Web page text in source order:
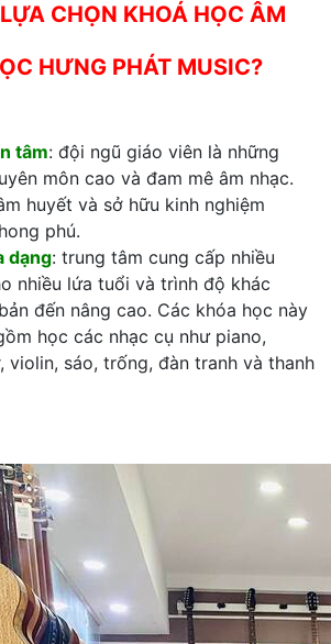
CHỌN KHOÁ HỌC ÂM
HƯNG PHÁT MUSIC?
tâm: đội ngũ giáo viên là những
môn cao và đam mê âm nhạc.
huyết và sở hữu kinh nghiệm
phú.
dạng: trung tâm cung cấp nhiều
nhiều lứa tuổi và trình độ khác
đến nâng cao. Các khóa học này
học các nhạc cụ như piano,
violin, sáo, trống, đàn tranh và thanh